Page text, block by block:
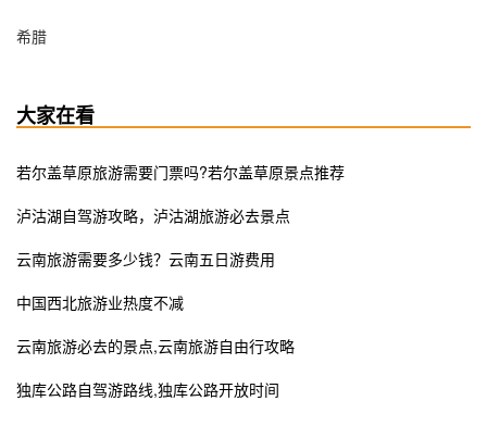
希腊
大家在看
若尔盖草原旅游需要门票吗?若尔盖草原景点推荐
泸沽湖自驾游攻略，泸沽湖旅游必去景点
云南旅游需要多少钱？云南五日游费用
中国西北旅游业热度不减
云南旅游必去的景点,云南旅游自由行攻略
独库公路自驾游路线,独库公路开放时间